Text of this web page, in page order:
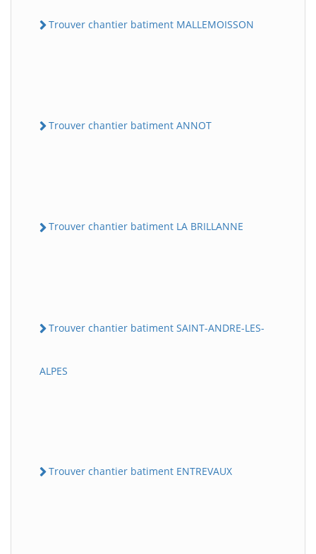
Trouver chantier batiment MALLEMOISSON
Trouver chantier batiment ANNOT
Trouver chantier batiment LA BRILLANNE
Trouver chantier batiment SAINT-ANDRE-LES-
ALPES
Trouver chantier batiment ENTREVAUX